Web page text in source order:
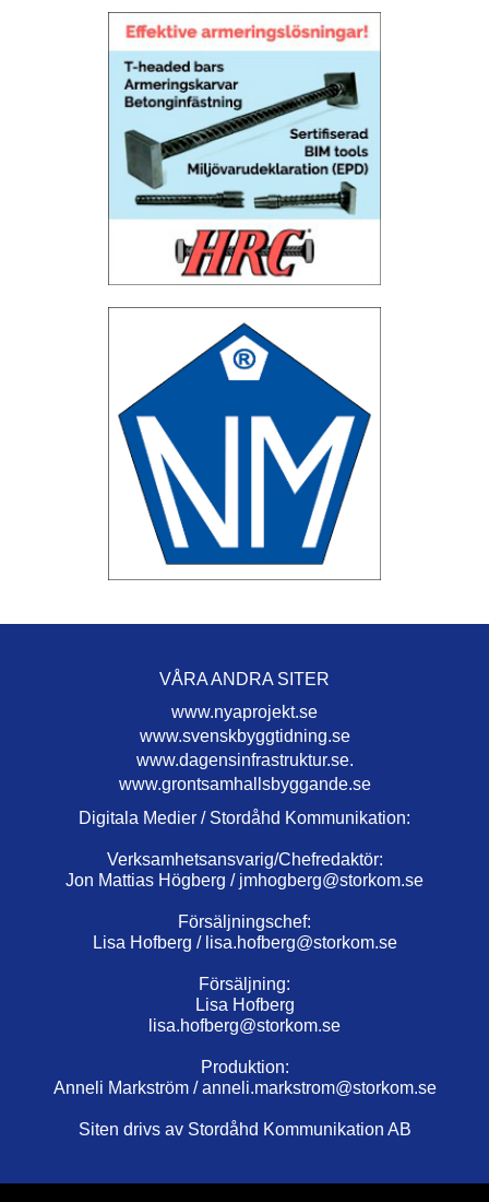
VÅRA ANDRA SITER
www.nyaprojekt.se
www.svenskbyggtidning.se
www.dagensinfrastruktur.se.
www.grontsamhallsbyggande.se
Digitala Medier / Stordåhd Kommunikation:
Verksamhetsansvarig/Chefredaktör:
Jon Mattias Högberg / jmhogberg@storkom.se
Försäljningschef:
Lisa Hofberg / lisa.hofberg@storkom.se
Försäljning:
Lisa Hofberg
lisa.hofberg@storkom.se
Produktion:
Anneli Markström /anneli.markstrom@storkom.se
Siten drivs av Stordåhd Kommunikation AB